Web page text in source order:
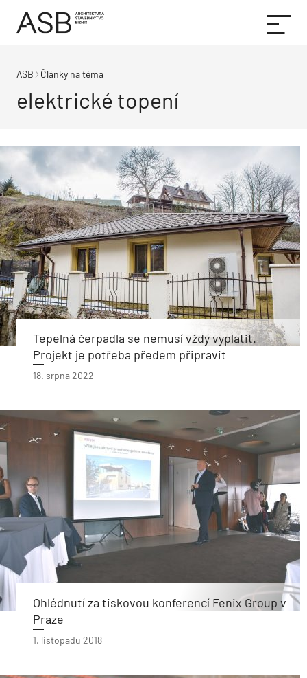
ASB Články na téma
elektrické topení
Tepelná čerpadla se nemusí vždy vyplatit.
Projekt je potřeba předem připravit
18. srpna 2022
Ohlédnutí za tiskovou konferencí Fenix Group v
Praze
1. listopadu 2018